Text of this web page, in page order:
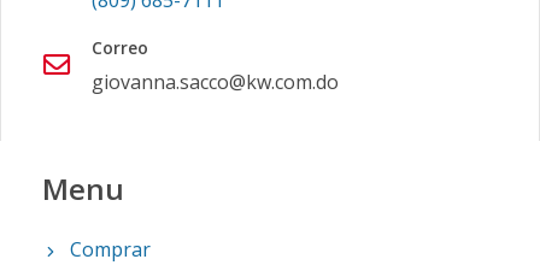
Correo
giovanna.sacco@kw.com.do
Menu
Comprar